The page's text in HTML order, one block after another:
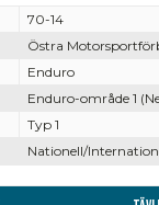
70-14
Östra
Enduro
Enduro-område 1
Typ 1
Nationell/